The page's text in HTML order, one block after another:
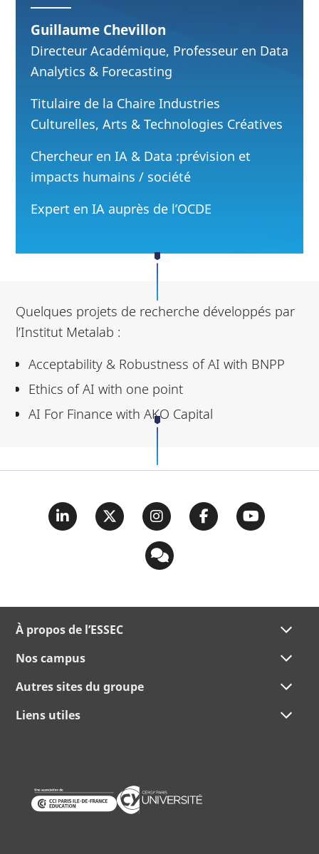
Guillaume Chevillon
Directeur Académique, Professeur en Data
Analytics & Forecasting
Titulaire de la Chaire Industries
Culturelles, Arts & Technologies Créatives
Chercheur en IA & Data :prévision et
impacts humains / société
Expert en IA auprès de l’OCDE
Quelques projets de recherche développés par
l’Institut Metalab :
Acceptability & Robustness of AI with BNPP
Ethics of AI with one point
AI For Finance with AKO Capital
À propos de l’ESSEC
Nos campus
Autres sites du groupe
Liens utiles